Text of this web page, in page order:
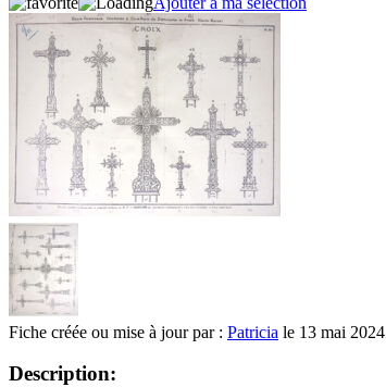
Fiche créée ou mise à jour par : Patricia le 13 mai 2024
Description: